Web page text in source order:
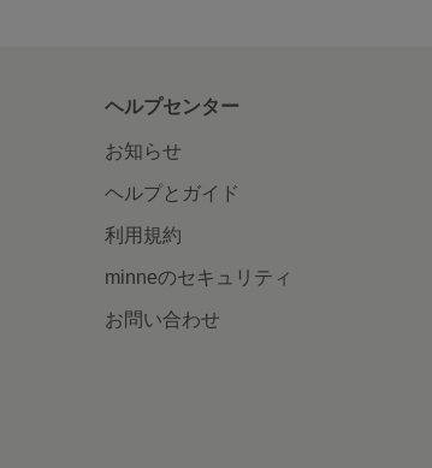
ヘルプセンター
お知らせ
ヘルプとガイド
利用規約
minneのセキュリティ
お問い合わせ